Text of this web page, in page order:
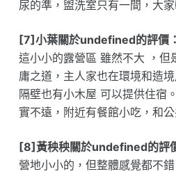
尿的準，盥洗室只有一間，大
[7]小葉關於undefined的評價：
這小小的露營區 雖然不大 ，但
庸之道，主人家也在環境和造
隔壁也有小木屋 可以提供住宿
實不遠，附近有餐館小吃，和公
[8]黃秧秧關於undefined的評
營地小小的，但整體感覺都不